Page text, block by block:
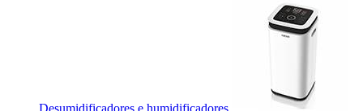
Desumidificadores e humidificadores